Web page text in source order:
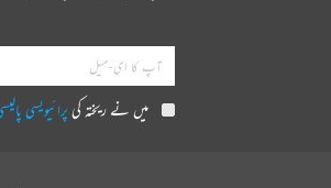
میں نے ریختہ کیپرائیویسی